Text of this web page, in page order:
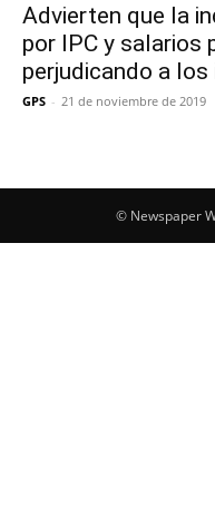
Advierten que la
por IPC y salarios
perjudicando a los
GPS - 21 de noviembre de 2019
© Newspaper